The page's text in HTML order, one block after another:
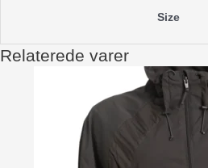
Size
Relaterede varer